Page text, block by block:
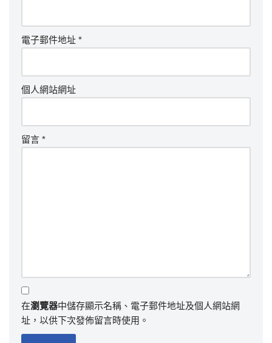
電子郵件地址 *
個人網站網址
留言 *
在瀏覽器中儲存顯示名稱、電子郵件地址及個人網站網
址，以供下次發佈留言時使用。